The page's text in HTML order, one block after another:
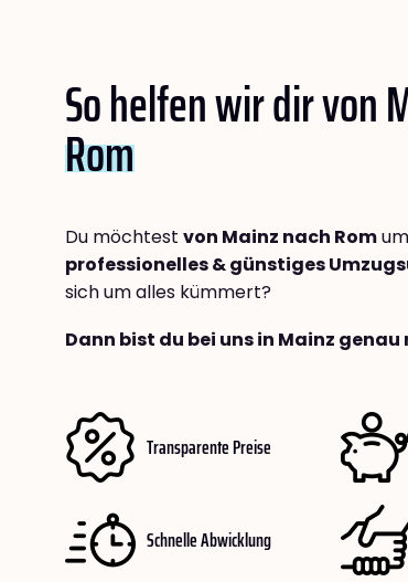
So helfen wir dir von
Rom
Du möchtest von Mainz nach Rom
professionelles & günstiges
sich um alles kümmert?
Dann bist du bei uns in Mainz
Transparente Preise
Schnelle Abwicklung